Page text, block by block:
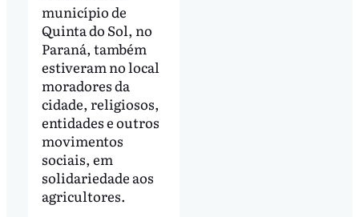
município de
Quinta do Sol, no
Paraná, também
estiveram no local
moradores da
cidade, religiosos,
entidades e outros
movimentos
sociais, em
solidariedade aos
agricultores.